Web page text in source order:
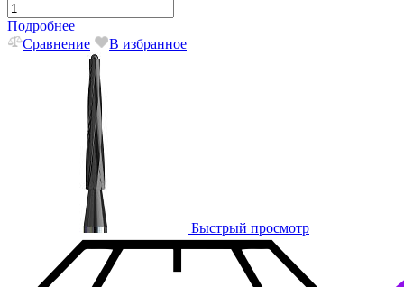
Подробнее
Сравнение
В избранное
Быстрый просмотр